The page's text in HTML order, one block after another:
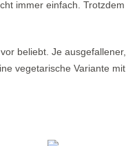
immer einfach. Trotzdem
beliebt. Je ausgefallener,
vegetarische Variante mit